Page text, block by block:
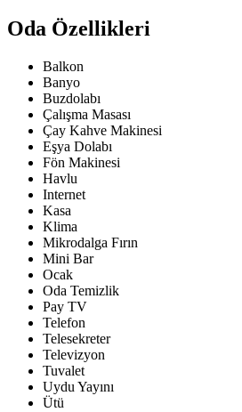
Oda Özellikleri
Balkon
Banyo
Buzdolabı
Çalışma Masası
Çay Kahve Makinesi
Eşya Dolabı
Fön Makinesi
Havlu
Internet
Kasa
Klima
Mikrodalga Fırın
Mini Bar
Ocak
Oda Temizlik
Pay TV
Telefon
Telesekreter
Televizyon
Tuvalet
Uydu Yayını
Ütü